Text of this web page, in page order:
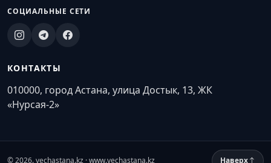
СОЦИАЛЬНЫЕ СЕТИ
КОНТАКТЫ
010000, город Астана, улица Достык, 13, ЖК
«Нурсая-2»
© 2026. vechastana.kz · www.vechastana.kz Наверх